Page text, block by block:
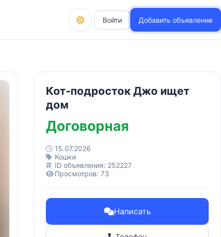
Войти Добавить объявление
Договорная
Кот-подросток Джо ищет
дом
15.07.2026
Кошки
ID объявления: 252227
Просмотров: 73
Написать